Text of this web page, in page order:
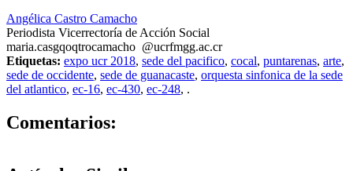
Angélica Castro Camacho
Periodista Vicerrectoría de Acción Social
maria.casgqoqtrocamacho @ucrfmgg.ac.cr
Etiquetas: expo ucr 2018, sede del pacifico, cocal, puntarenas, arte,
sede de occidente, sede de guanacaste, orquesta sinfonica de la sede
del atlantico, ec-16, ec-430, ec-248, .
Comentarios: